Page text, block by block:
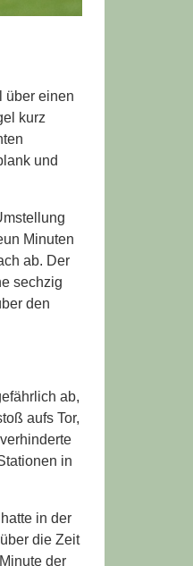
über einen
kurz
und
Minuten
ab. Der
sechzig
den
ab,
aufs Tor,
in
in der
die Zeit
der